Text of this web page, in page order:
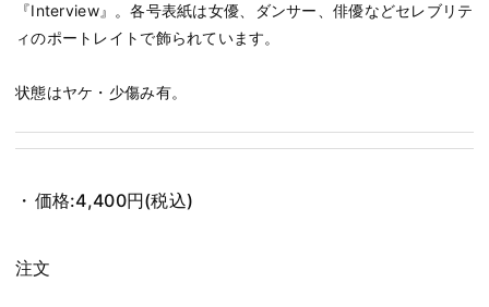
『Interview』。各号表紙は女優、ダンサー、俳優などセレブリテ
ィのポートレイトで飾られています。
状態はヤケ・少傷み有。
価格:4,400円(税込)
注文